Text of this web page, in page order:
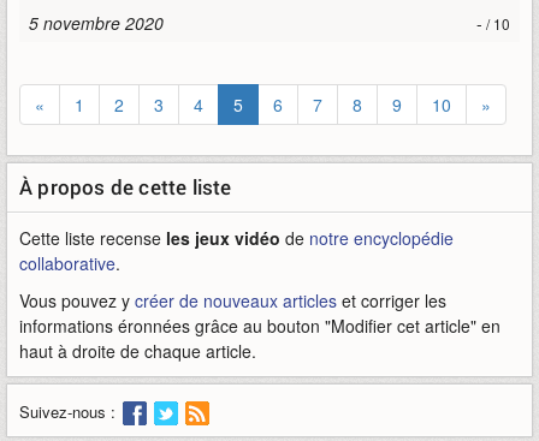
5 novembre 2020
- / 10
« 1 2 3 4 5 6 7 8 9 10 »
À propos de cette liste
Cette liste recense les jeux vidéo de notre encyclopédie
collaborative.
Vous pouvez y créer de nouveaux articles et corriger les
informations éronnées grâce au bouton "Modifier cet article" en
haut à droite de chaque article.
Suivez-nous :